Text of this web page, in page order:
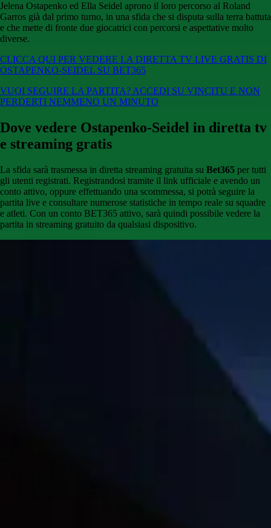
Jelena Ostapenko ed Ella Seidel aprono il loro percorso al Roland
Garros già dal primo turno, in una sfida che si disputa sulla terra battuta
e che mette di fronte due giocatrici con percorsi e aspettative molto
diverse.
CLICCA QUI PER VEDERE LA DIRETTA TV LIVE GRATIS DI
OSTAPENKO-SEIDEL SU BET365
VUOI SEGUIRE LA PARTITA? ACCEDI SU VINCITU E NON
PERDERTI NEMMENO UN MINUTO
Dove vedere Ostapenko-Seidel in diretta tv
e streaming gratis
La sfida sarà trasmessa in diretta streaming gratuita su Bet365 per tutti
gli utenti registrati. Registrandosi tramite il link ufficiale e avendo un
conto attivo, oppure effettuando una scommessa, si potrà seguire la
partita live e consultare numerose statistiche in tempo reale su squadre
e atleti. Con un conto BET365 attivo, sarà quindi possibile vedere la
partita in streaming gratuito da qualsiasi dispositivo.